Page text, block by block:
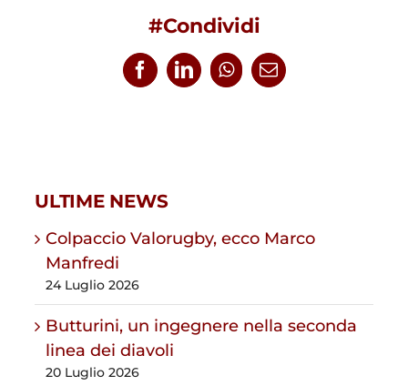
#Condividi
FacebookLinkedInWhatsApp
Email
ULTIME NEWS
Colpaccio Valorugby, ecco Marco
Manfredi
24 Luglio 2026
Butturini, un ingegnere nella seconda
linea dei diavoli
20 Luglio 2026